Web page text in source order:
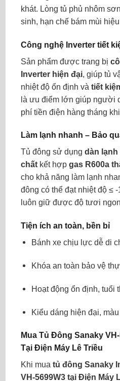
khát. Lòng tủ phủ nhôm
sinh, hạn chế bám mùi
Công nghệ Inverter tiết
Sản phẩm được trang bị
Inverter hiện đại, giúp tủ
nhiệt độ ổn định và tiết
là ưu điểm lớn giúp người
phí tiền điện hàng tháng
Làm lạnh nhanh – Bảo
Tủ đông sử dụng dàn
chất kết hợp gas R600a
cho khả năng làm lạnh
đông có thể đạt nhiệt độ ≤
luôn giữ được độ tươi
Tiện ích an toàn, bền bỉ
Bánh xe chịu lực dễ di
Khóa an toàn bảo vệ
Hoạt động ổn định, tuổi
Kiểu dáng hiện đại,
Mua Tủ Đông Sanaky
Tại Điện Máy Lê Triều
Khi mua tủ đông Sanaky
VH-5699W3 tại Điện Máy